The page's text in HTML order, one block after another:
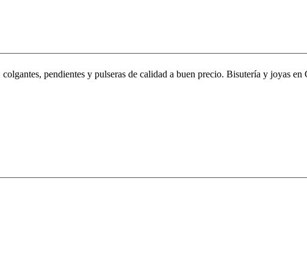
pendientes y pulseras de calidad a buen precio. Bisutería y joyas en